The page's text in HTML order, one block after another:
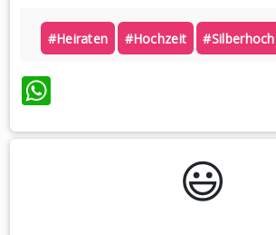
#heiraten #hochzeit
WhatsApp
😃️